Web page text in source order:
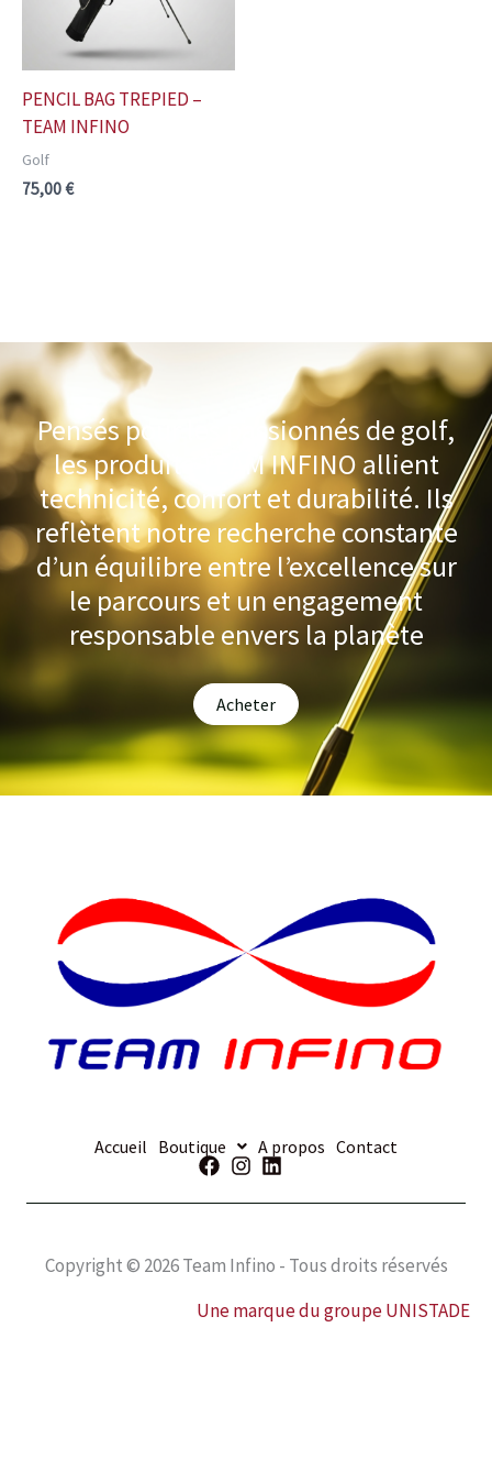
PENCIL BAG TREPIED –
TEAM INFINO
Golf
75,00€
Pensés pour les passionnés de golf,
les produits TEAM INFINO allient
technicité, confort et durabilité. Ils
reflètent notre recherche constante
d’un équilibre entre l’excellence sur
le parcours et un engagement
responsable envers la planète
Acheter
Accueil Boutique A propos Contact
Copyright © 2026 Team Infino - Tous droits réservés
Une marque du groupe UNISTADE